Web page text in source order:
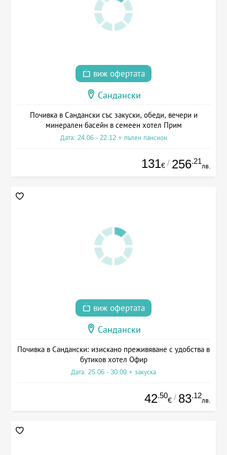
виж офертата
Сандански
Почивка в Сандански със закуски, обеди, вечери и
минерален басейн в семеен хотел Прим
Дата: 24.06 - 22.12 + пълен пансион
131€ / 256.21
лв.
виж офертата
Сандански
Почивка в Сандански: изискано преживяване с удобства в
бутиков хотел Офир
Дата: 25.06 - 30.09 + закуска
42.50
€ / 83.12
лв.